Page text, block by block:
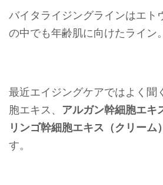
バイタライジングラインはエト
の中でも年齢肌に向けたライン。
最近エイジングケアではよく聞
胞エキス、 アルガン幹細胞エキ
リンゴ幹細胞エキス（クリーム）
す。